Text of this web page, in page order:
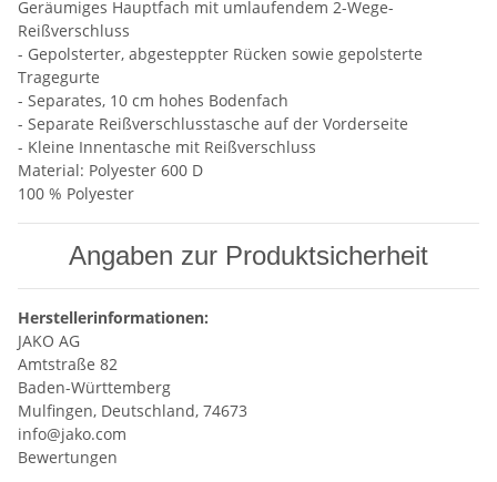
Geräumiges Hauptfach mit umlaufendem 2-Wege-
Reißverschluss
- Gepolsterter, abgesteppter Rücken sowie gepolsterte
Tragegurte
- Separates, 10 cm hohes Bodenfach
- Separate Reißverschlusstasche auf der Vorderseite
- Kleine Innentasche mit Reißverschluss
Material: Polyester 600 D
100 % Polyester
Angaben zur Produktsicherheit
Herstellerinformationen:
JAKO AG
Amtstraße 82
Baden-Württemberg
Mulfingen, Deutschland, 74673
info@jako.com
Bewertungen